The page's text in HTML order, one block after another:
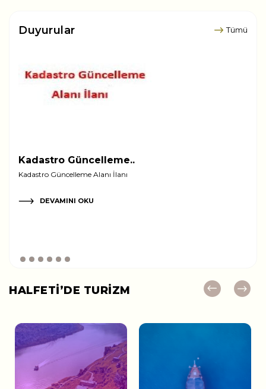
Duyurular Tümü
Kadastro Güncelleme..
Kadastro Güncelleme Alanı İlanı
DEVAMINI OKU
HALFETİ’DE TURİZM